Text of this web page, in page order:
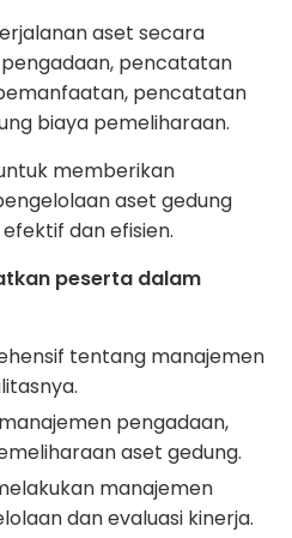
aset secara
pencatatan
pencatatan
biaya pemeliharaan.
memberikan
aset gedung
dan efisien.
peserta dalam
tentang manajemen
pengadaan,
aset gedung.
manajemen
dan evaluasi kinerja.